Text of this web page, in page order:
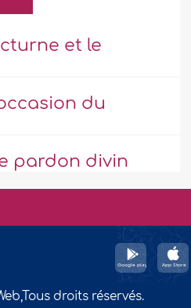
et le
du
pardon divin
droits réservés.